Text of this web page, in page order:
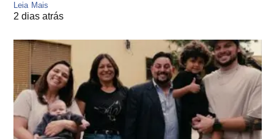
Leia Mais
2 dias atrás